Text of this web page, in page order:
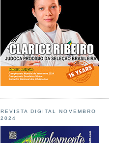
REVISTA DIGITAL NOVEMBRO
2024